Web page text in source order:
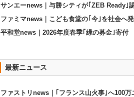
サンエーnews｜与勝シティが｢ZEB Ready｣
ファミマnews｜こども食堂の｢今｣を社会へ
平和堂news｜2026年度春季｢緑の募金｣寄付
最新ニュース
ファストリnews｜｢フランス山火事｣へ100